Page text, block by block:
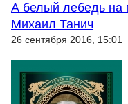
А белый лебедь на
Михаил Танич
26 сентября 2016, 15:01